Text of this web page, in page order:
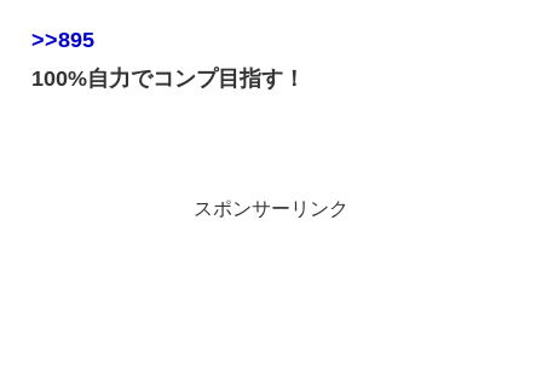
>>895
100%自力でコンプ目指す！
スポンサーリンク